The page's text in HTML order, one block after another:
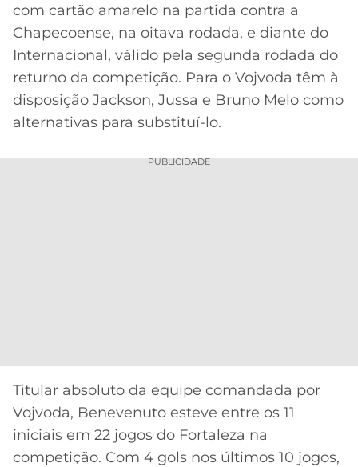
com cartão amarelo na partida contra a
Chapecoense, na oitava rodada, e diante do
Internacional, válido pela segunda rodada do
returno da competição. Para o Vojvoda têm à
disposição Jackson, Jussa e Bruno Melo como
alternativas para substituí-lo.
PUBLICIDADE
Titular absoluto da equipe comandada por
Vojvoda, Benevenuto esteve entre os 11
iniciais em 22 jogos do Fortaleza na
competição. Com 4 gols nos últimos 10 jogos,